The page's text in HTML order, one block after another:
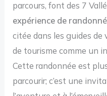
parcours, font des 7
expérience de
citée dans les guides
de tourisme comme un
Cette randonnée est
parcourir; c’est une